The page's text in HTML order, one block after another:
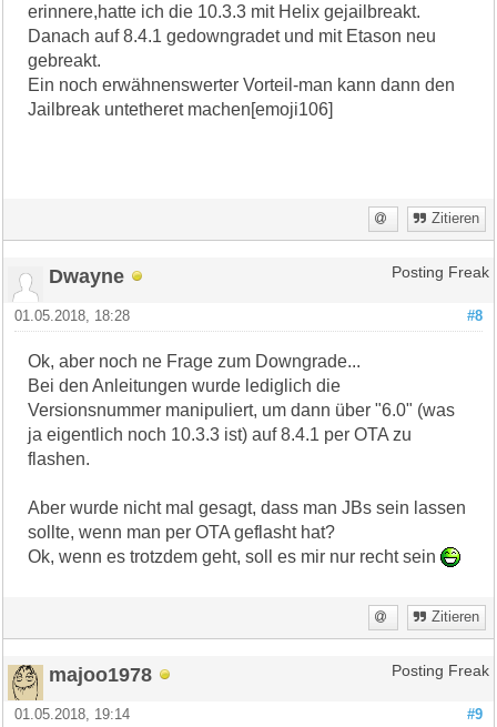
erinnere,hatte ich die 10.3.3 mit Helix gejailbreakt.
Danach auf 8.4.1 gedowngradet und mit Etason neu
gebreakt.
Ein noch erwähnenswerter Vorteil-man kann dann den
Jailbreak untetheret machen[emoji106]
Zitieren
Dwayne Posting Freak
#8
01.05.2018, 18:28
Ok, aber noch ne Frage zum Downgrade...
Bei den Anleitungen wurde lediglich die
Versionsnummer manipuliert, um dann über "6.0" (was
ja eigentlich noch 10.3.3 ist) auf 8.4.1 per OTA zu
flashen.
Aber wurde nicht mal gesagt, dass man JBs sein lassen
sollte, wenn man per OTA geflasht hat?
Ok, wenn es trotzdem geht, soll es mir nur recht sein
Zitieren
majoo1978 Posting Freak
#9
01.05.2018, 19:14